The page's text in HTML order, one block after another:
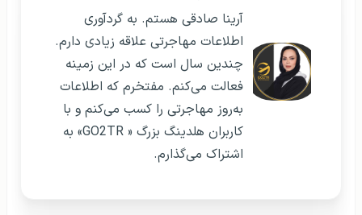
آرینا صادقی هستم. به گردآوری
اطلاعات مهاجرتی علاقه زیادی دارم.
چندین سال است که در این زمینه
فعالت می‌کنم. مفتخرم که اطلاعات
به‌روز مهاجرتی را کسب می‌کنم و با
کاربران هلدینگ بزرگ « GO2TR» به
اشتراک می‌گذارم.